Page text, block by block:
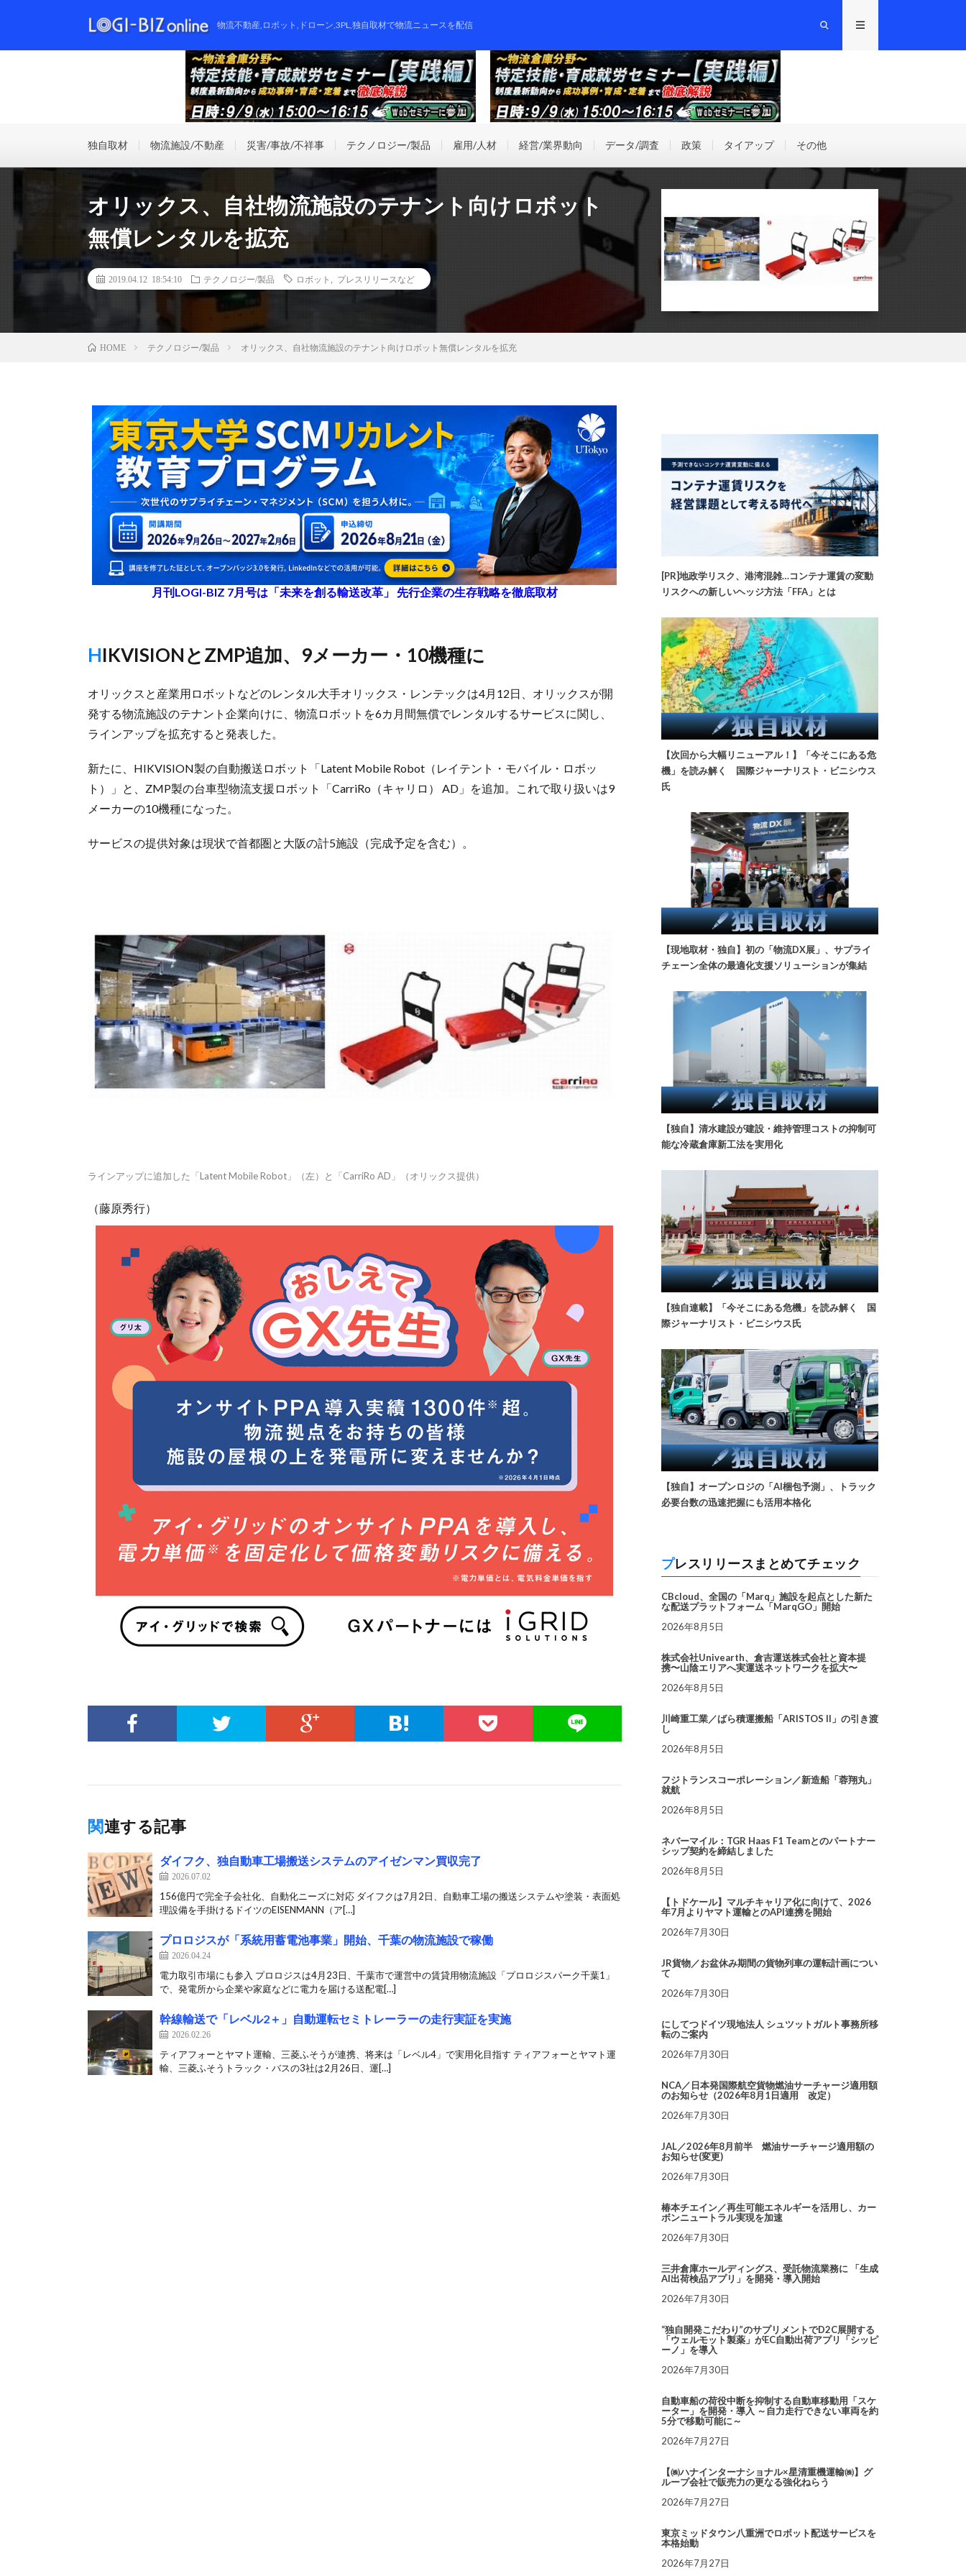
物流不動産,ロボット,ドローン,3PL,独自取材で物流ニュースを配信
独自取材 物流施設/不動産 災害/事故/不祥事 テクノロジー/製品 雇用/人材 経営/業界動向 データ/調査 政策 タイアップ その他
オリックス、自社物流施設のテナント向けロボット
無償レンタルを拡充
2019.04.12 18:54:10 テクノロジー/製品 ロボット プレスリリースなど
HOME テクノロジー/製品 オリックス、自社物流施設のテナント向けロボット無償レンタルを拡充
月刊LOGI-BIZ 7月号は「未来を創る輸送改革」 先行企業の生存戦略を徹底取材
HIKVISIONとZMP追加、9メーカー・10機種に
オリックスと産業用ロボットなどのレンタル大手オリックス・レンテックは4月12日、オリックスが開
発する物流施設のテナント企業向けに、物流ロボットを6カ月間無償でレンタルするサービスに関し、
ラインアップを拡充すると発表した。
新たに、HIKVISION製の自動搬送ロボット「Latent Mobile Robot（レイテント・モバイル・ロボッ
ト）」と、ZMP製の台車型物流支援ロボット「CarriRo（キャリロ） AD」を追加。これで取り扱いは9
メーカーの10機種になった。
サービスの提供対象は現状で首都圏と大阪の計5施設（完成予定を含む）。
ラインアップに追加した「Latent Mobile Robot」（左）と「CarriRo AD」（オリックス提供）
（藤原秀行）
関連する記事
ダイフク、独自動車工場搬送システムのアイゼンマン買収完了
2026.07.02
156億円で完全子会社化、自動化ニーズに対応 ダイフクは7月2日、自動車工場の搬送システムや塗装・表面処
理設備を手掛けるドイツのEISENMANN（ア[…]
プロロジスが「系統用蓄電池事業」開始、千葉の物流施設で稼働
2026.04.24
電力取引市場にも参入 プロロジスは4月23日、千葉市で運営中の賃貸用物流施設「プロロジスパーク千葉1」
で、発電所から企業や家庭などに電力を届ける送配電[…]
幹線輸送で「レベル2＋」自動運転セミトレーラーの走行実証を実施
2026.02.26
ティアフォーとヤマト運輸、三菱ふそうが連携、将来は「レベル4」で実用化目指す ティアフォーとヤマト運
輸、三菱ふそうトラック・バスの3社は2月26日、運[…]
[PR]地政学リスク、港湾混雑…コンテナ運賃の変動
リスクへの新しいヘッジ方法「FFA」とは
【次回から大幅リニューアル！】「今そこにある危
機」を読み解く 国際ジャーナリスト・ビニシウス
氏
【現地取材・独自】初の「物流DX展」、サプライ
チェーン全体の最適化支援ソリューションが集結
【独自】清水建設が建設・維持管理コストの抑制可
能な冷蔵倉庫新工法を実用化
【独自連載】「今そこにある危機」を読み解く 国
際ジャーナリスト・ビニシウス氏
【独自】オープンロジの「AI梱包予測」、トラック
必要台数の迅速把握にも活用本格化
プレスリリースまとめてチェック
CBcloud、全国の「Marq」施設を起点とした新た
な配送プラットフォーム「MarqGO」開始
2026年8月5日
株式会社Univearth、倉吉運送株式会社と資本提
携〜山陰エリアへ実運送ネットワークを拡大〜
2026年8月5日
川崎重工業／ばら積運搬船「ARISTOS II」の引き渡
し
2026年8月5日
フジトランスコーポレーション／新造船「蓉翔丸」
就航
2026年8月5日
ネバーマイル：TGR Haas F1 Teamとのパートナー
シップ契約を締結しました
2026年8月5日
【トドケール】マルチキャリア化に向けて、2026
年7月よりヤマト運輸とのAPI連携を開始
2026年7月30日
JR貨物／お盆休み期間の貨物列車の運転計画につい
て
2026年7月30日
にしてつドイツ現地法人 シュツットガルト事務所移
転のご案内
2026年7月30日
NCA／日本発国際航空貨物燃油サーチャージ適用額
のお知らせ（2026年8月1日適用 改定）
2026年7月30日
JAL／2026年8月前半 燃油サーチャージ適用額の
お知らせ(変更)
2026年7月30日
椿本チエイン／再生可能エネルギーを活用し、カー
ボンニュートラル実現を加速
2026年7月30日
三井倉庫ホールディングス、受託物流業務に 「生成
AI出荷検品アプリ」を開発・導入開始
2026年7月30日
“独自開発こだわり”のサプリメントでD2C展開する
「ウェルモット製薬」がEC自動出荷アプリ「シッピ
ーノ」を導入
2026年7月30日
自動車船の荷役中断を抑制する自動車移動用「スケ
ーター」を開発・導入 ～自力走行できない車両を約
5分で移動可能に～
2026年7月27日
【㈱ハナインターナショナル×星清重機運輸㈱】グ
ループ会社で販売力の更なる強化ねらう
2026年7月27日
東京ミッドタウン八重洲でロボット配送サービスを
本格始動
2026年7月27日